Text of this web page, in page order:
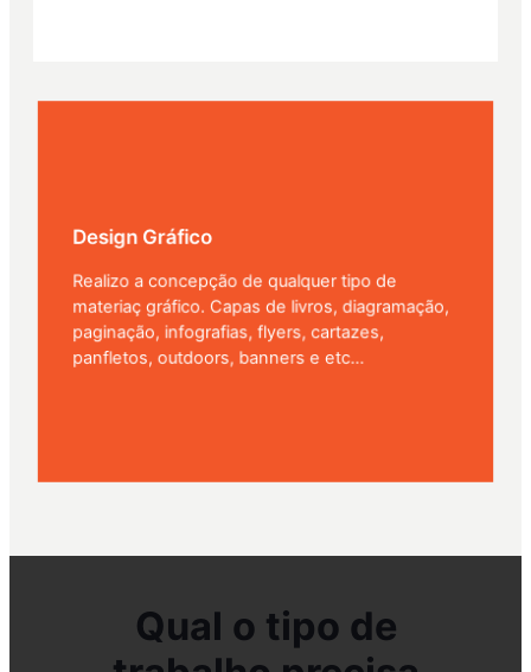
Design Gráfico
Realizo a concepção de qualquer tipo de
materiaç gráfico. Capas de livros, diagramação,
paginação, infografias, flyers, cartazes,
panfletos, outdoors, banners e etc…
Qual o tipo de